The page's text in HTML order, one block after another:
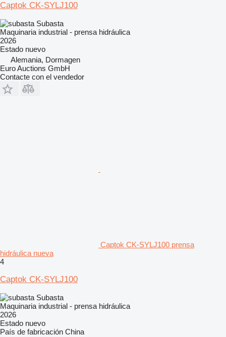
Captok CK-SYLJ100
Subasta
Maquinaria industrial - prensa hidráulica
2026
Estado nuevo
Alemania, Dormagen
Euro Auctions GmbH
Contacte con el vendedor
Captok CK-SYLJ100 prensa
hidráulica nueva
4
Captok CK-SYLJ100
Subasta
Maquinaria industrial - prensa hidráulica
2026
Estado nuevo
País de fabricación China